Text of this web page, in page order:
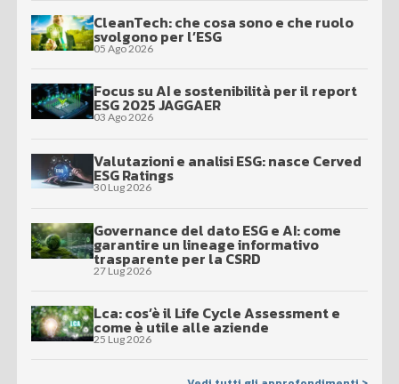
CleanTech: che cosa sono e che ruolo
svolgono per l’ESG
05 Ago 2026
Focus su AI e sostenibilità per il report
ESG 2025 JAGGAER
03 Ago 2026
Valutazioni e analisi ESG: nasce Cerved
ESG Ratings
30 Lug 2026
Governance del dato ESG e AI: come
garantire un lineage informativo
trasparente per la CSRD
27 Lug 2026
Lca: cos’è il Life Cycle Assessment e
come è utile alle aziende
25 Lug 2026